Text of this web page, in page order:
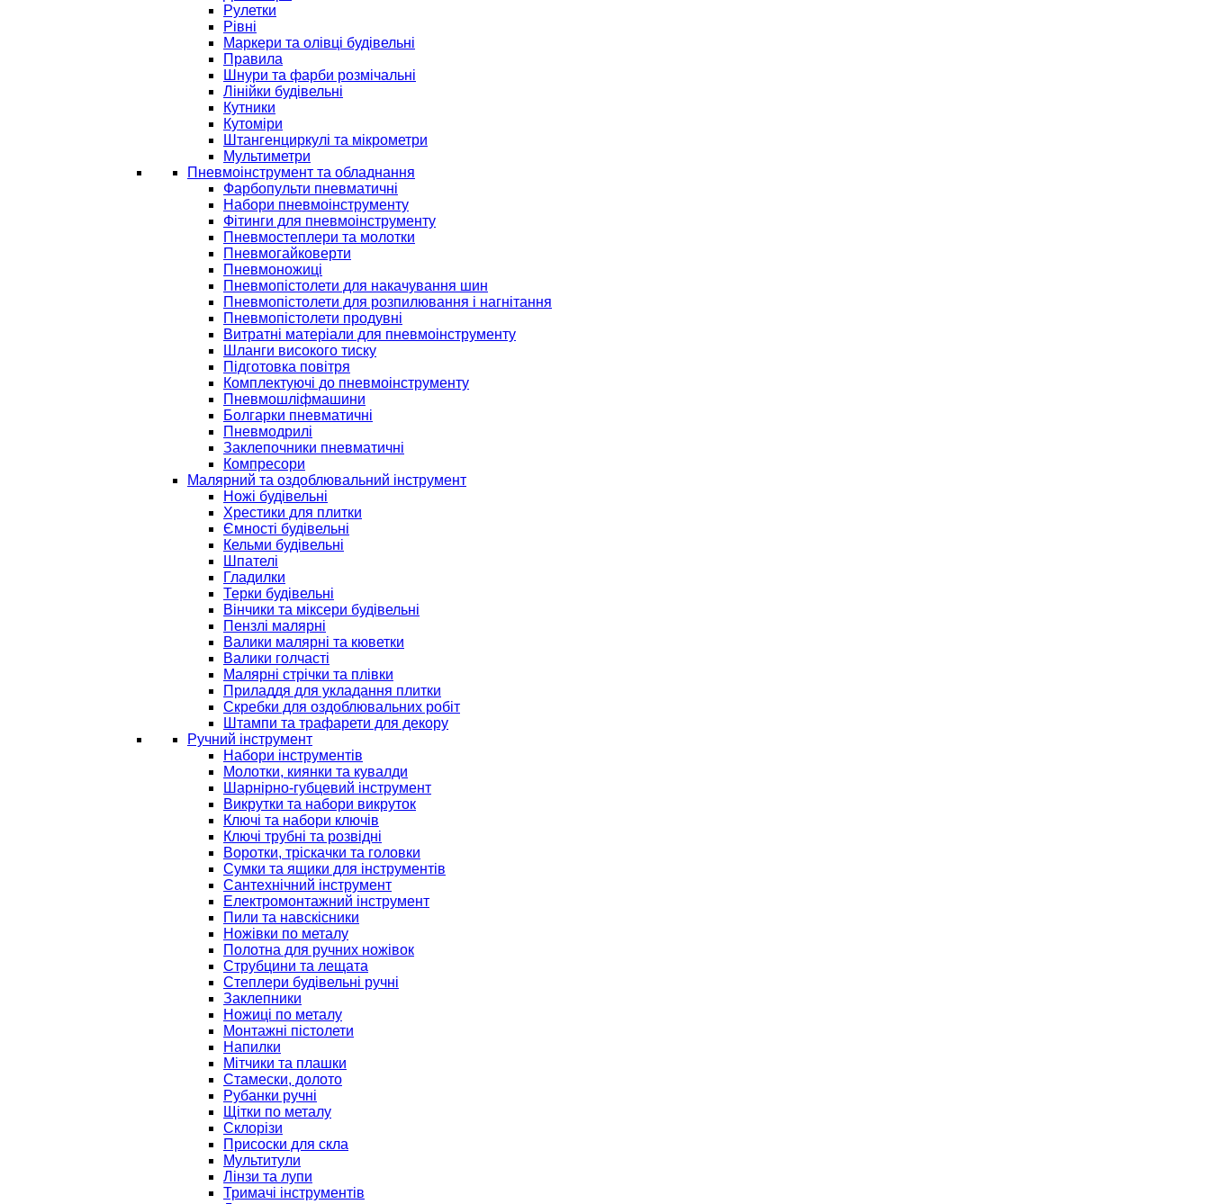
Рулетки
Рівні
Маркери та олівці будівельні
Правила
Шнури та фарби розмічальні
Лінійки будівельні
Кутники
Кутоміри
Штангенциркулі та мікрометри
Мультиметри
Пневмоінструмент та обладнання
Фарбопульти пневматичні
Набори пневмоінструменту
Фітинги для пневмоінструменту
Пневмостеплери та молотки
Пневмогайковерти
Пневмоножиці
Пневмопістолети для накачування шин
Пневмопістолети для розпилювання і нагнітання
Пневмопістолети продувні
Витратні матеріали для пневмоінструменту
Шланги високого тиску
Підготовка повітря
Комплектуючі до пневмоінструменту
Пневмошліфмашини
Болгарки пневматичні
Пневмодрилі
Заклепочники пневматичні
Компресори
Малярний та оздоблювальний інструмент
Ножі будівельні
Хрестики для плитки
Ємності будівельні
Кельми будівельні
Шпателі
Гладилки
Терки будівельні
Вінчики та міксери будівельні
Пензлі малярні
Валики малярні та кюветки
Валики голчасті
Малярні стрічки та плівки
Приладдя для укладання плитки
Скребки для оздоблювальних робіт
Штампи та трафарети для декору
Ручний інструмент
Набори інструментів
Молотки, киянки та кувалди
Шарнірно-губцевий інструмент
Викрутки та набори викруток
Ключі та набори ключів
Ключі трубні та розвідні
Воротки, тріскачки та головки
Сумки та ящики для інструментів
Сантехнічний інструмент
Електромонтажний інструмент
Пили та навскісники
Ножівки по металу
Полотна для ручних ножівок
Струбцини та лещата
Степлери будівельні ручні
Заклепники
Ножиці по металу
Монтажні пістолети
Напилки
Мітчики та плашки
Стамески, долото
Рубанки ручні
Щітки по металу
Склорізи
Присоски для скла
Мультитули
Лінзи та лупи
Тримачі інструментів